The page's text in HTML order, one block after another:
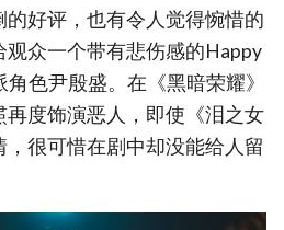
好评，也有令人觉得惋惜的
众一个带有悲伤感的Happy
色尹殷盛。在《黑暗荣耀》
度饰演恶人，即使《泪之女
很可惜在剧中却没能给人留